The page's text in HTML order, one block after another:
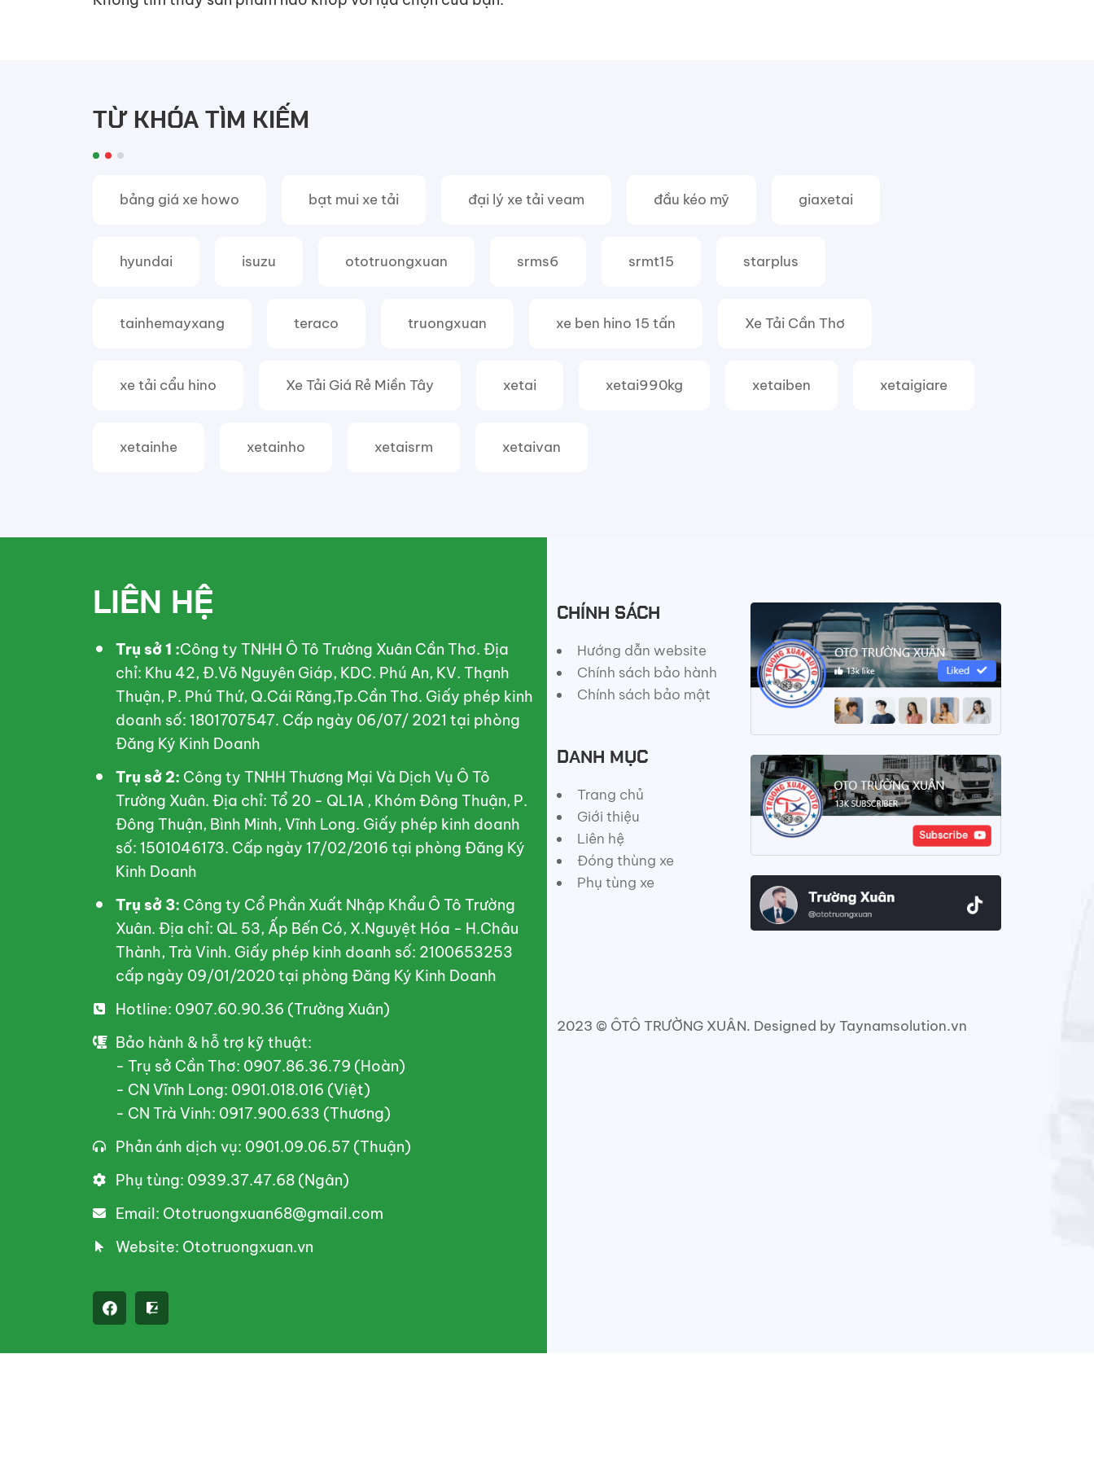
TỪ KHÓA TÌM KIẾM
bảng giá xe howo bạt mui xe tải đại lý xe tải veam đầu kéo mỹ giaxetai
hyundai isuzu ototruongxuan srms6 srmt15 starplus
tainhemayxang teraco truongxuan xe ben hino 15 tấn Xe Tải Cần Thơ
xe tải cẩu hino Xe Tải Giá Rẻ Miền Tây xetai xetai990kg xetaiben xetaigiare
xetainhe xetainho xetaisrm xetaivan
LIÊN HỆ
Trụ sở 1 :Công ty TNHH Ô Tô Trường Xuân Cần Thơ. Địa
chỉ: Khu 42, Đ.Võ Nguyên Giáp, KDC. Phú An, KV. Thạnh
Thuận, P. Phú Thứ, Q.Cái Răng,Tp.Cần Thơ. Giấy phép kinh
doanh số: 1801707547. Cấp ngày 06/07/ 2021 tại phòng
Đăng Ký Kinh Doanh
Trụ sở 2: Công ty TNHH Thương Mại Và Dịch Vụ Ô Tô
Trường Xuân. Địa chỉ: Tổ 20 - QL1A , Khóm Đông Thuận, P.
Đông Thuận, Bình Minh, Vĩnh Long. Giấy phép kinh doanh
số: 1501046173. Cấp ngày 17/02/2016 tại phòng Đăng Ký
Kinh Doanh
Trụ sở 3: Công ty Cổ Phần Xuất Nhập Khẩu Ô Tô Trường
Xuân. Địa chỉ: QL 53, Ấp Bến Có, X.Nguyệt Hóa - H.Châu
Thành, Trà Vinh. Giấy phép kinh doanh số: 2100653253
cấp ngày 09/01/2020 tại phòng Đăng Ký Kinh Doanh
Hotline: 0907.60.90.36 (Trường Xuân)
Bảo hành & hỗ trợ kỹ thuật:
- Trụ sở Cần Thơ: 0907.86.36.79 (Hoàn)
- CN Vĩnh Long: 0901.018.016 (Việt)
- CN Trà Vinh: 0917.900.633 (Thương)
Phản ánh dịch vụ: 0901.09.06.57 (Thuận)
Phụ tùng: 0939.37.47.68 (Ngân)
Email: Ototruongxuan68@gmail.com
Website: Ototruongxuan.vn
CHÍNH SÁCH
Hướng dẫn website
Chính sách bảo hành
Chính sách bảo mật
DANH MỤC
Trang chủ
Giới thiệu
Liên hệ
Đóng thùng xe
Phụ tùng xe
2023 © ÔTÔ TRƯỜNG XUÂN. Designed by Taynamsolution.vn